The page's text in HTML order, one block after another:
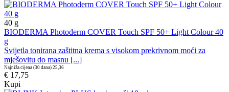
40 g
BIODERMA Photoderm COVER Touch SPF 50+ Light Colour 40
g
Svijetla tonirana zaštitna krema s visokom prekrivnom moći za
mješovitu do masnu [...]
Najniža cijena (30 dana) 25,36
€ 17,75
Kupi